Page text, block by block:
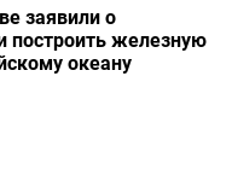
заявили о
построить железную
океану